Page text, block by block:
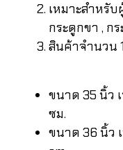
เหมาะสำหรั
กระดูกขา , ก
สินค้าจำนวน
ขนาด 35 นิ้ว
ซม.
ขนาด 36 นิ้ว